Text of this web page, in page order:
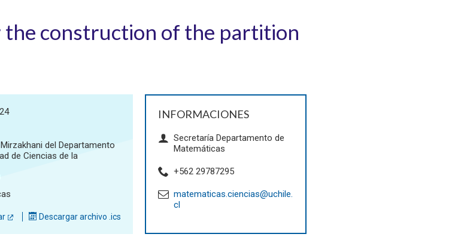
the construction of the partition
INFORMACIONES
Secretaría Departamento de
Matemáticas
+562 29787295
matematicas.ciencias@uchile.
cl
del Departamento
de Ciencias de la
Descargar archivo .ics